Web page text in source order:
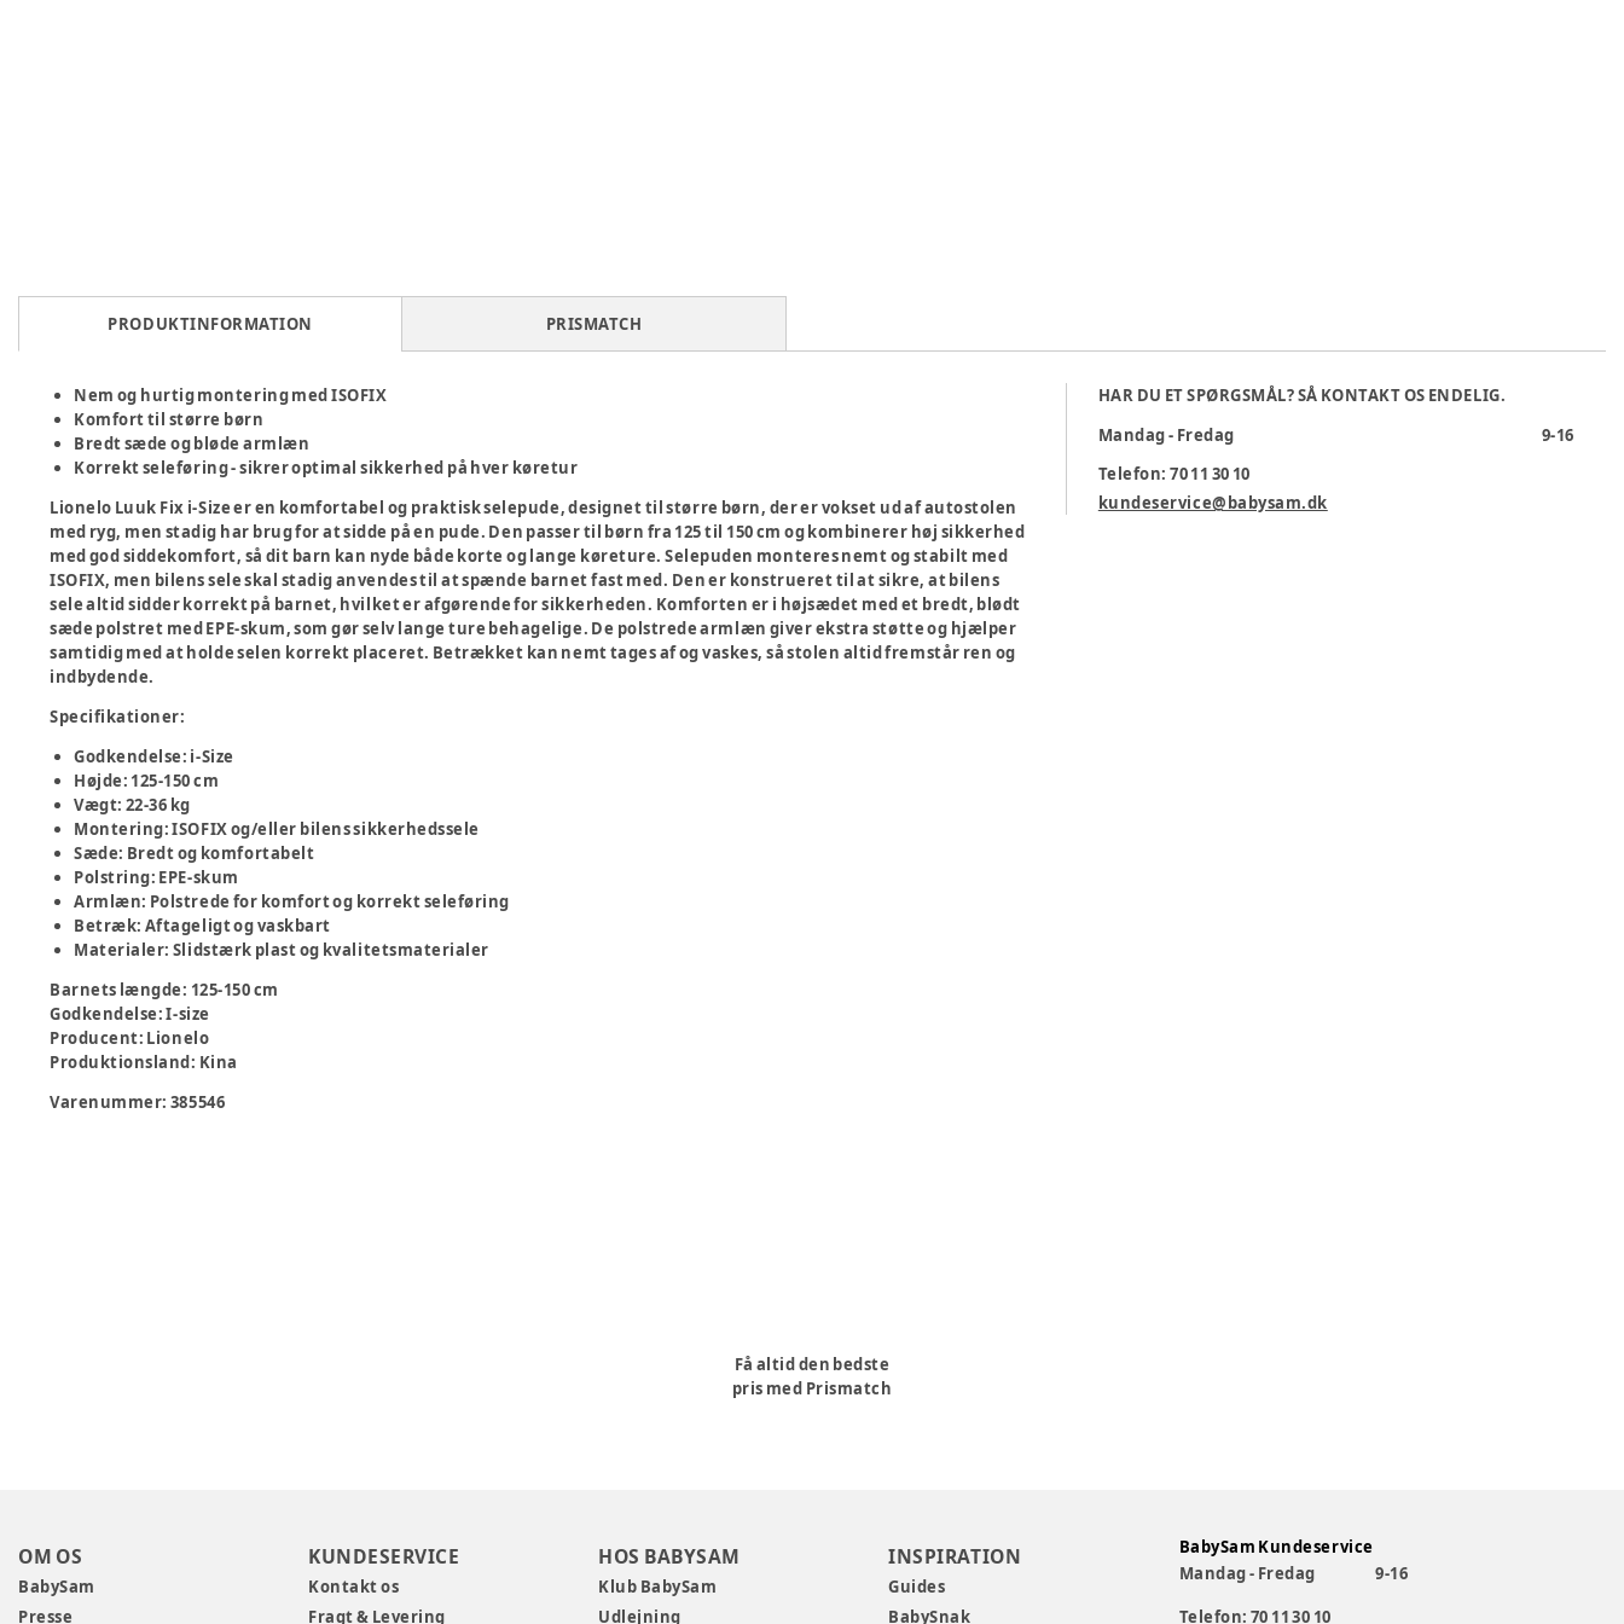
PRODUKTINFORMATION PRISMATCH
Nem og hurtig montering med ISOFIX
Komfort til større børn
Bredt sæde og bløde armlæn
Korrekt seleføring - sikrer optimal sikkerhed på hver køretur
Lionelo Luuk Fix i-Size er en komfortabel og praktisk selepude, designet til større børn, der er vokset ud af autostolen
med ryg, men stadig har brug for at sidde på en pude. Den passer til børn fra 125 til 150 cm og kombinerer høj sikkerhed
med god siddekomfort, så dit barn kan nyde både korte og lange køreture. Selepuden monteres nemt og stabilt med
ISOFIX, men bilens sele skal stadig anvendes til at spænde barnet fast med. Den er konstrueret til at sikre, at bilens
sele altid sidder korrekt på barnet, hvilket er afgørende for sikkerheden. Komforten er i højsædet med et bredt, blødt
sæde polstret med EPE-skum, som gør selv lange ture behagelige. De polstrede armlæn giver ekstra støtte og hjælper
samtidig med at holde selen korrekt placeret. Betrækket kan nemt tages af og vaskes, så stolen altid fremstår ren og
indbydende.
Specifikationer:
Godkendelse: i-Size
Højde: 125-150 cm
Vægt: 22-36 kg
Montering: ISOFIX og/eller bilens sikkerhedssele
Sæde: Bredt og komfortabelt
Polstring: EPE-skum
Armlæn: Polstrede for komfort og korrekt seleføring
Betræk: Aftageligt og vaskbart
Materialer: Slidstærk plast og kvalitetsmaterialer
Barnets længde: 125-150 cm
Godkendelse:I-size
Producent: Lionelo
Produktionsland: Kina
Varenummer: 385546
HAR DU ET SPØRGSMÅL? SÅ KONTAKT OS ENDELIG.
Mandag - Fredag
9-16
Telefon: 70 11 30 10
kundeservice@babysam.dk
Få altid den bedste
pris med Prismatch
OM OS
BabySam
Presse
KUNDESERVICE
Kontakt os
Fragt & Levering
HOS BABYSAM
Klub BabySam
Udlejning
INSPIRATION
Guides
BabySnak
BabySam Kundeservice
Mandag - Fredag
9-16
Telefon: 70 11 30 10